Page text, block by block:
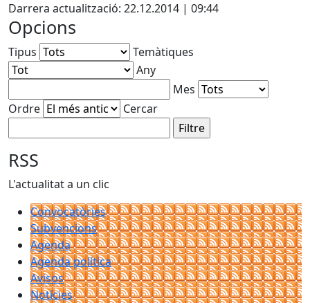
Darrera actualització: 22.12.2014 | 09:44
Opcions
Tipus
Temàtiques
Any
Mes
Ordre
Cercar
RSS
L'actualitat a un clic
Convocatòries
Subvencions
Agenda
Agenda política
Avisos
Notícies